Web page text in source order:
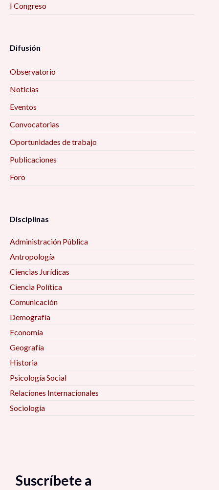
I Congreso
Difusión
Observatorio
Noticias
Eventos
Convocatorias
Oportunidades de trabajo
Publicaciones
Foro
Disciplinas
Administración Pública
Antropología
Ciencias Jurídicas
Ciencia Política
Comunicación
Demografía
Economía
Geografía
Historia
Psicología Social
Relaciones Internacionales
Sociología
Suscríbete a